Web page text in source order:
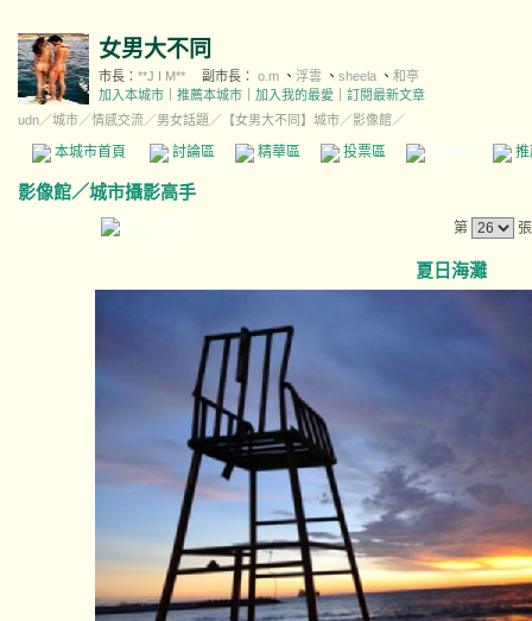
女男大不同
市長： **J I M** 副市長： o.m 、 浮雲 、 sheela 、 和亭
加入本城市
推薦本城市 加入我的最愛
訂閱最新文章
udn／城市／情感交流／男女話題 ／ 【女男大不同】城市／影像館／
本城市首頁 討論區 精華區 投票區 影像館
影像館／城市攝影高手
第
夏日海灘